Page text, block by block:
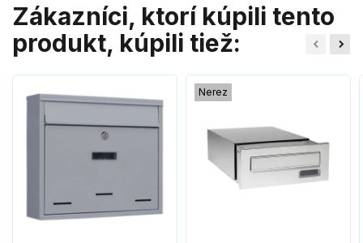
Zákazníci, ktorí kúpili tento
produkt, kúpili tiež:
Nerez